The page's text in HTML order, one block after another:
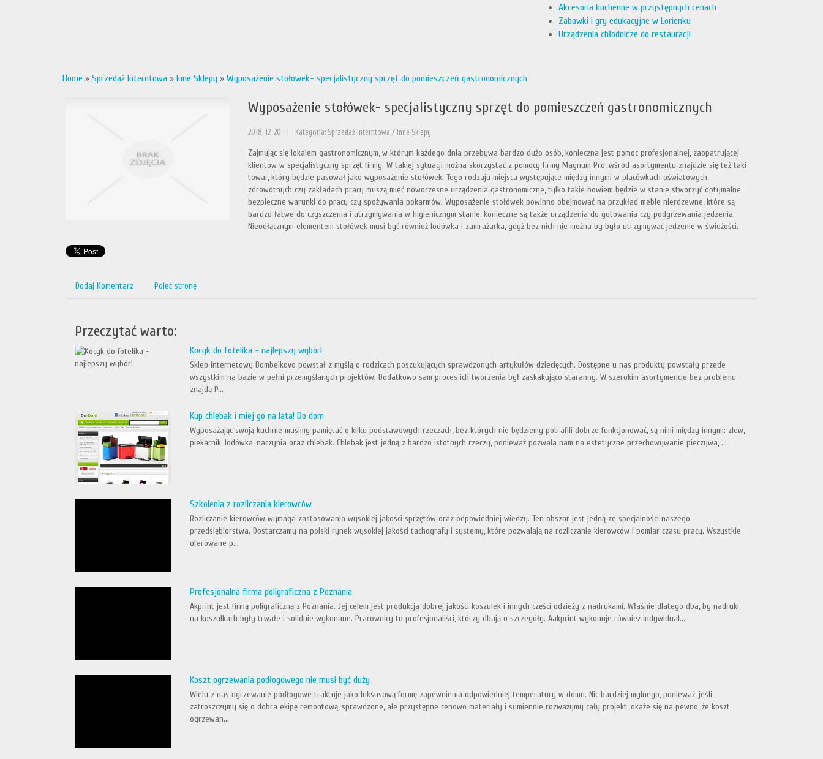
Akcesoria kuchenne w przystępnych cenach
Zabawki i gry edukacyjne w Lorienku
Urządzenia chłodnicze do restauracji
Home » Sprzedaż Interntowa » Inne Sklepy » Wyposażenie stołówek- specjalistyczny sprzęt do pomieszczeń gastronomicznych
Wyposażenie stołówek- specjalistyczny sprzęt do pomieszczeń gastronomicznych
2018-12-20 Kategoria: Sprzedaż Interntowa / Inne Sklepy
Zajmując się lokalem gastronomicznym, w którym każdego dnia przebywa bardzo dużo osób, konieczna jest pomoc profesjonalnej, zaopatrującej
klientów w specjalistyczny sprzęt firmy. W takiej sytuacji można skorzystać z pomocy firmy Magnum Pro, wśród asortymentu znajdzie się też taki
towar, który będzie pasował jako wyposażenie stołówek. Tego rodzaju miejsca występujące między innymi w placówkach oświatowych,
zdrowotnych czy zakładach pracy muszą mieć nowoczesne urządzenia gastronomiczne, tylko takie bowiem będzie w stanie stworzyć optymalne,
bezpieczne warunki do pracy czy spożywania pokarmów. Wyposażenie stołówek powinno obejmować na przykład meble nierdzewne, które są
bardzo łatwe do czyszczenia i utrzymywania w higienicznym stanie, konieczne są także urządzenia do gotowania czy podgrzewania jedzenia.
Nieodłącznym elementem stołówek musi być również lodówka i zamrażarka, gdyż bez nich nie można by było utrzymywać jedzenie w świeżości.
Dodaj Komentarz Poleć stronę
Przeczytać warto:
Kocyk do fotelika - najlepszy wybór!
Sklep internetowy Bombelkovo powstał z myślą o rodzicach poszukujących sprawdzonych artykułów dziecięcych. Dostępne u nas produkty powstały przede
wszystkim na bazie w pełni przemyślanych projektów. Dodatkowo sam proces ich tworzenia był zaskakująco staranny. W szerokim asortymencie bez problemu
znajdą P...
Kup chlebak i miej go na lata! Do dom
Wyposażając swoją kuchnie musimy pamiętać o kilku podstawowych rzeczach, bez których nie będziemy potrafili dobrze funkcjonować, są nimi między innymi: zlew,
piekarnik, lodówka, naczynia oraz chlebak. Chlebak jest jedną z bardzo istotnych rzeczy, ponieważ pozwala nam na estetyczne przechowywanie pieczywa, ...
Szkolenia z rozliczania kierowców
Rozliczanie kierowców wymaga zastosowania wysokiej jakości sprzętów oraz odpowiedniej wiedzy. Ten obszar jest jedną ze specjalności naszego
przedsiębiorstwa. Dostarczamy na polski rynek wysokiej jakości tachografy i systemy, które pozwalają na rozliczanie kierowców i pomiar czasu pracy. Wszystkie
oferowane p...
Profesjonalna firma poligraficzna z Poznania
Akprint jest firmą poligraficzną z Poznania. Jej celem jest produkcja dobrej jakości koszulek i innych części odzieży z nadrukami. Właśnie dlatego dba, by nadruki
na koszulkach były trwałe i solidnie wykonane. Pracownicy to profesjonaliści, którzy dbają o szczegóły. Aakprint wykonuje również indywidual...
Koszt ogrzewania podłogowego nie musi być duży
Wielu z nas ogrzewanie podłogowe traktuje jako luksusową formę zapewnienia odpowiedniej temperatury w domu. Nic bardziej mylnego, ponieważ, jeśli
zatroszczymy się o dobra ekipę remontową, sprawdzone, ale przystępne cenowo materiały i sumiennie rozważymy cały projekt, okaże się na pewno, że koszt
ogrzewan...